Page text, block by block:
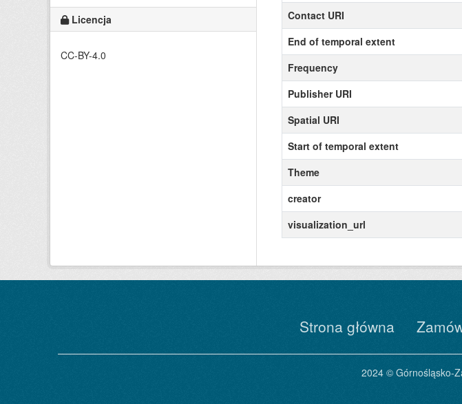
Licencja
CC-BY-4.0
Contact URI
End of temporal extent
Frequency
Publisher URI
Spatial URI
Start of temporal extent
Theme
creator
visualization_url
Strona główna
2024 © Górnośląsko-